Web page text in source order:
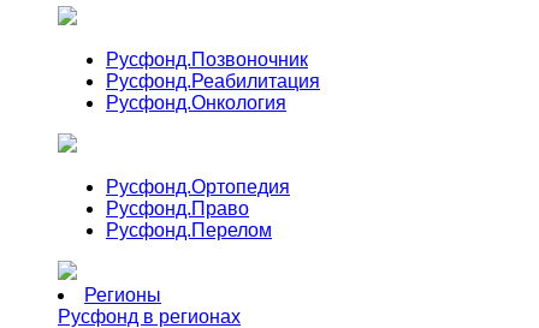
Русфонд.Позвоночник
Русфонд.Реабилитация
Русфонд.Онкология
Русфонд.Ортопедия
Русфонд.Право
Русфонд.Перелом
Регионы
Русфонд в регионах